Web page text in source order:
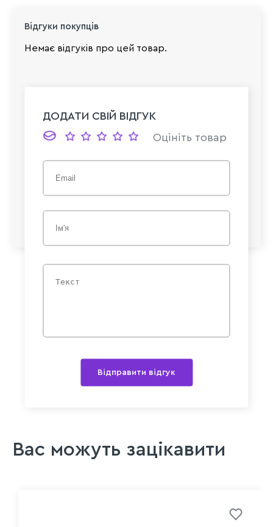
Відгуки покупців
Немає відгуків про цей товар.
ДОДАТИ СВІЙ ВІДГУК
Оцініть товар
Відправити відгук
Вас можуть зацікавити